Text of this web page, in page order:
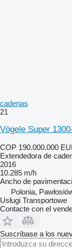
cadenas
21
Vögele Super
COP 190.000.000
Extendedora de
2016
10.285 m/h
Ancho de
Polonia,
Usługi Transportowe
Contacte con el
Suscríbase a los